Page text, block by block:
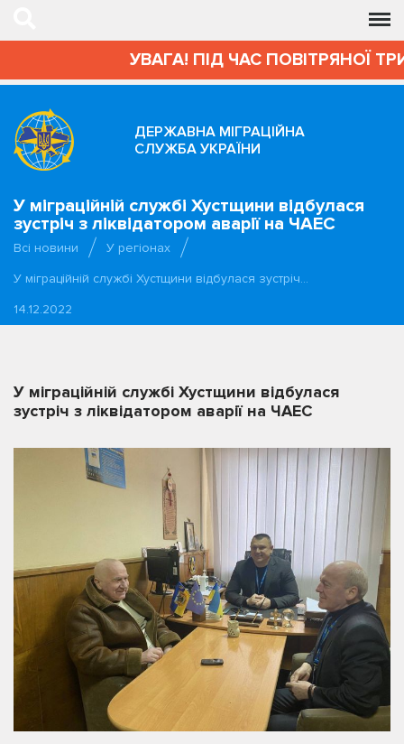
УВАГА! ПІД ЧАС ПОВІТРЯНОЇ
ДЕРЖАВНА МІГРАЦІЙНА
СЛУЖБА УКРАЇНИ
У міграційній службі Хустщини відбулася
зустріч з ліквідатором аварії на ЧАЕС
Всі новини
У регіонах
У міграційній службі Хустщини відбулася зустріч…
14.12.2022
У міграційній службі Хустщини відбулася
зустріч з ліквідатором аварії на ЧАЕС